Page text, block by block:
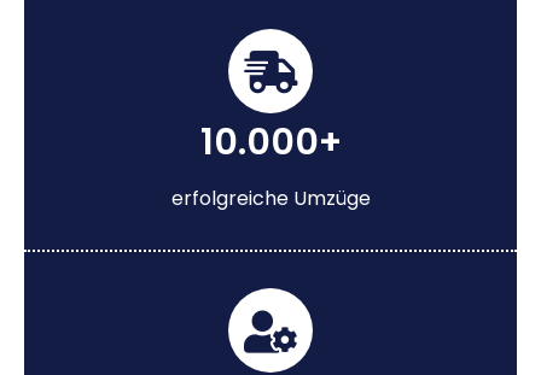
10.000+
erfolgreiche Umzüge